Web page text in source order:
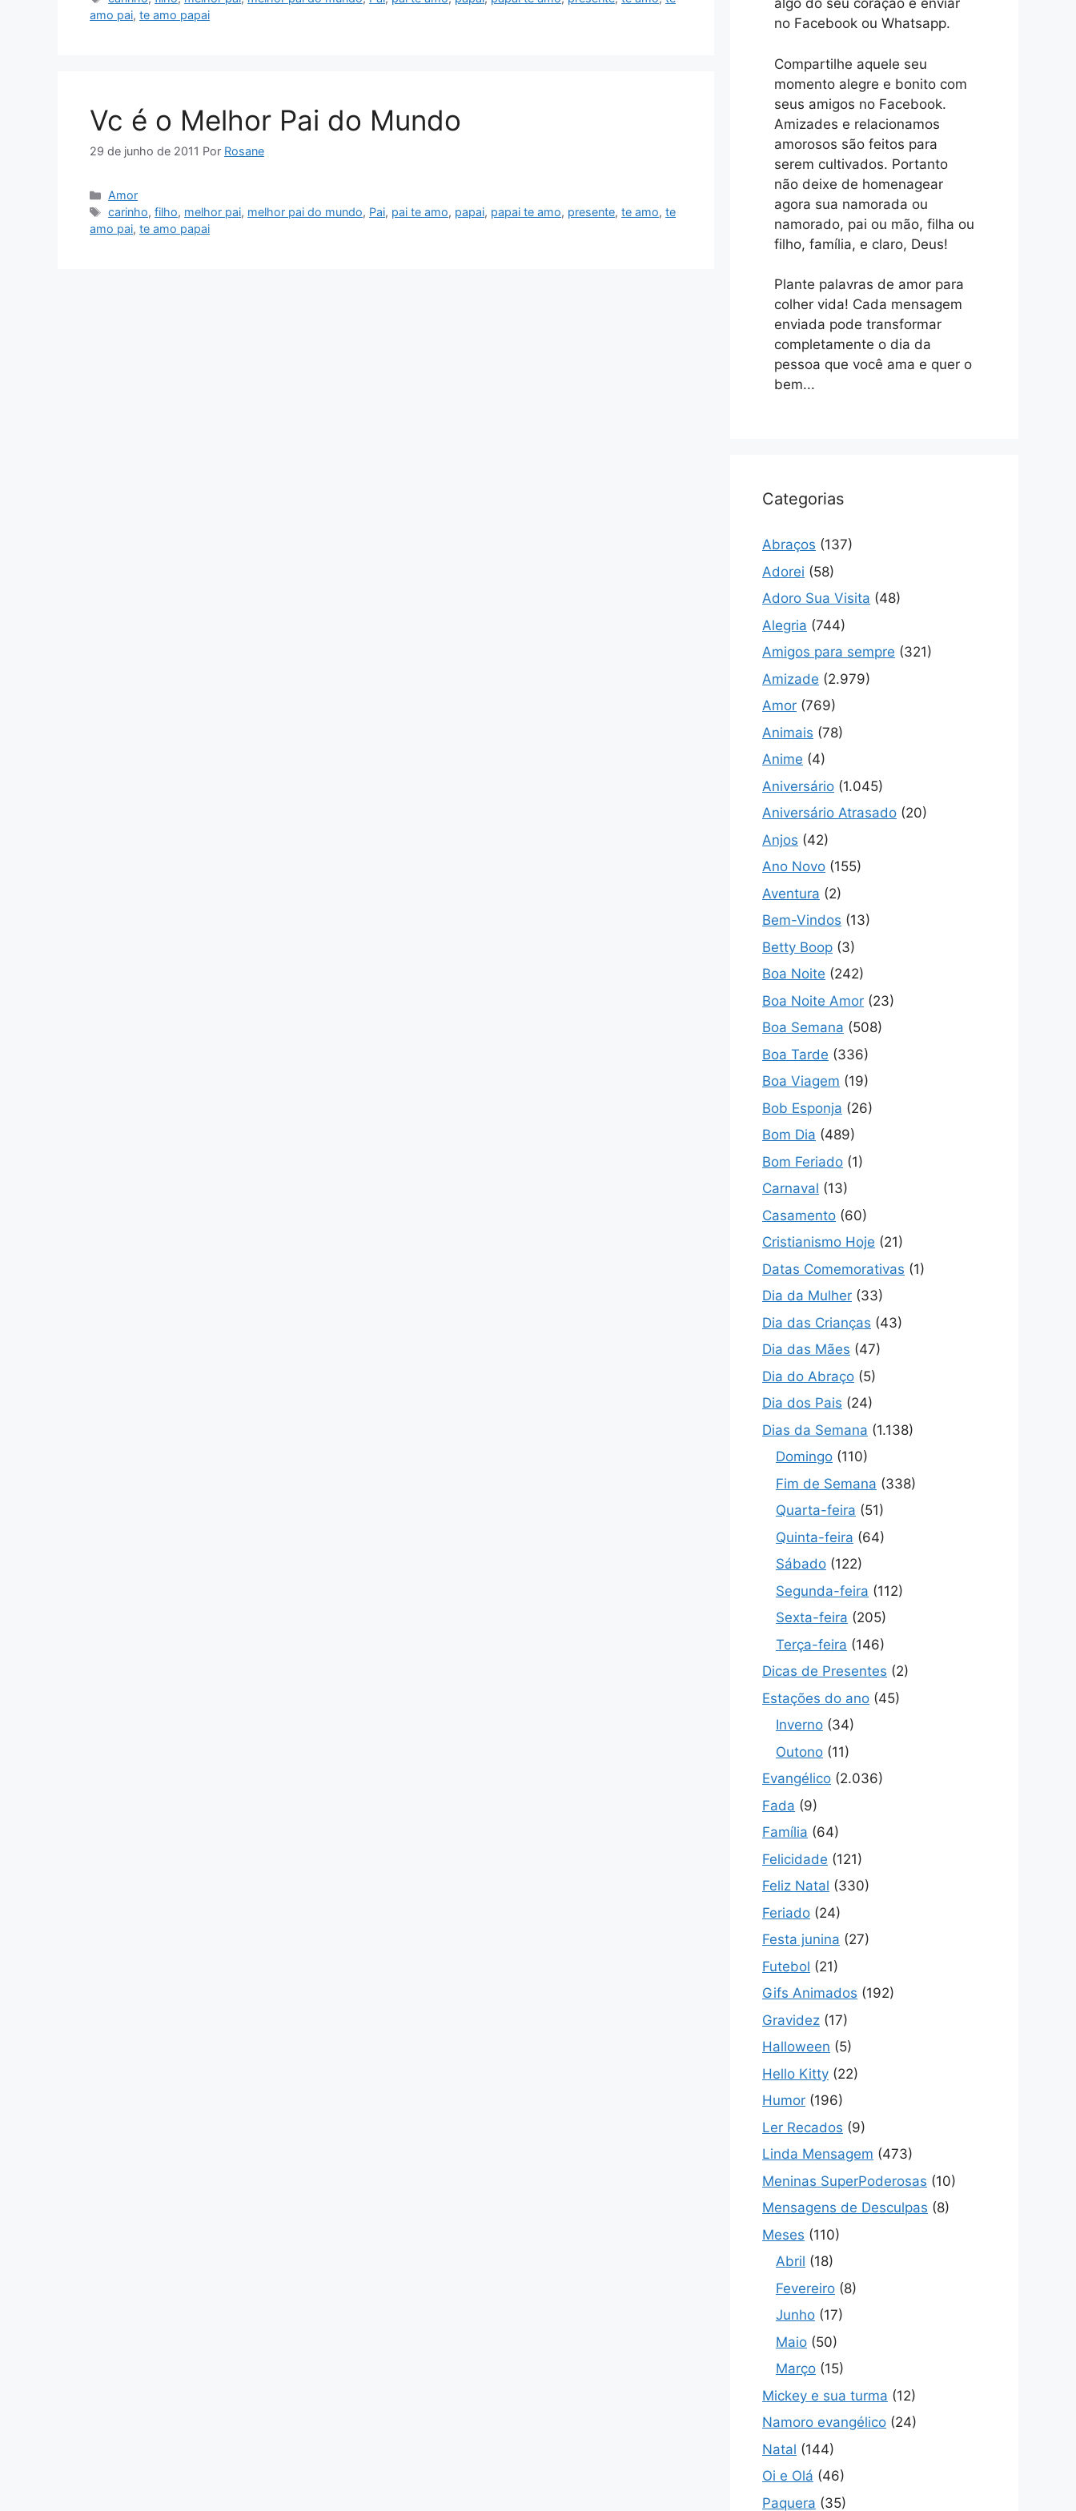
amo pai, te amo papai
Vc é o Melhor Pai do Mundo
29 de junho de 2011 Por Rosane
Categorias
Amor
Tags
carinho,filho, melhor pai, melhor pai do mundo, Pai, pai te amo, papai, papai te amo, presente,te amo,te
amo pai, te amo papai
algo do seu coração e enviar
no Facebook ou Whatsapp.
Compartilhe aquele seu
momento alegre e bonito com
seus amigos no Facebook.
Amizades e relacionamos
amorosos são feitos para
serem cultivados. Portanto
não deixe de homenagear
agora sua namorada ou
namorado, pai ou mão, filha ou
filho, família, e claro, Deus!
Plante palavras de amor para
colher vida! Cada mensagem
enviada pode transformar
completamente o dia da
pessoa que você ama e quer o
bem...
Categorias
Abraços (137)
Adorei (58)
Adoro Sua Visita (48)
Alegria (744)
Amigos para sempre (321)
Amizade (2.979)
Amor (769)
Animais (78)
Anime (4)
Aniversário (1.045)
Aniversário Atrasado (20)
Anjos (42)
Ano Novo (155)
Aventura (2)
Bem-Vindos (13)
Betty Boop (3)
Boa Noite (242)
Boa Noite Amor (23)
Boa Semana (508)
Boa Tarde (336)
Boa Viagem (19)
Bob Esponja (26)
Bom Dia (489)
Bom Feriado (1)
Carnaval (13)
Casamento (60)
Cristianismo Hoje (21)
Datas Comemorativas (1)
Dia da Mulher (33)
Dia das Crianças (43)
Dia das Mães (47)
Dia do Abraço (5)
Dia dos Pais (24)
Dias da Semana (1.138)
Domingo (110)
Fim de Semana (338)
Quarta-feira (51)
Quinta-feira (64)
Sábado (122)
Segunda-feira (112)
Sexta-feira (205)
Terça-feira (146)
Dicas de Presentes (2)
Estações do ano (45)
Inverno (34)
Outono (11)
Evangélico (2.036)
Fada (9)
Família (64)
Felicidade (121)
Feliz Natal (330)
Feriado (24)
Festa junina (27)
Futebol (21)
Gifs Animados (192)
Gravidez (17)
Halloween (5)
Hello Kitty (22)
Humor (196)
Ler Recados (9)
Linda Mensagem (473)
Meninas SuperPoderosas (10)
Mensagens de Desculpas (8)
Meses (110)
Abril (18)
Fevereiro (8)
Junho (17)
Maio (50)
Março (15)
Mickey e sua turma (12)
Namoro evangélico (24)
Natal (144)
Oi e Olá (46)
Paquera (35)